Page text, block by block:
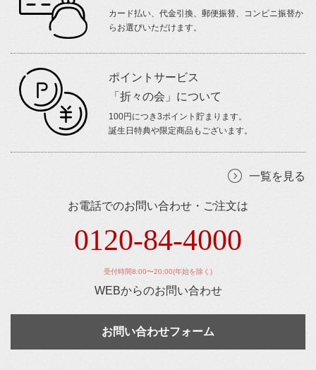
カード払い、代金引換、郵便振替、コンビニ振替か
らお選びいただけます。
ポイントサービス
「折々の会」について
100円につき3ポイント貯まります。
誕生日特典や限定商品もございます。
一覧を見る
お電話でのお問い合わせ・ご注文は
0120-84-4000
受付時間8:00〜20:00(年始を除く)
WEBからのお問い合わせ
お問い合わせフォーム